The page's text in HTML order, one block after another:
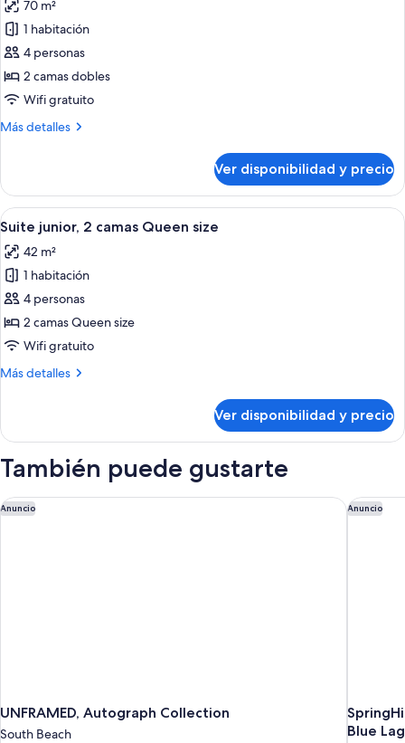
size
las
fotos
de
Suite,
2
dobles
70 m²
1 habitación
4 personas
2 camas dobles
Wifi gratuito
Más detalles
Más
2
camas
dobles
Ver disponibilidad y precio
Ver
todas
las
fotos
de
Suite
junior,
camas
Habitación de hotel con dos camas,
5
Suite junior, 2 camas Queen size
42 m²
1 habitación
4 personas
2 camas Queen size
Wifi gratuito
Más detalles
Más
junior,
camas
size
Ver disponibilidad y precio
También puede gustarte
Anuncio
UNFRAMED, Autograph Collection
South Beach
UNFRAMED, Autograph Collection Anuncio
Blue